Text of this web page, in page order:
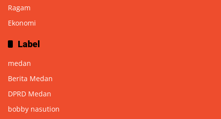
Ragam
Ekonomi
Label
medan
Berita Medan
DPRD Medan
bobby nasution